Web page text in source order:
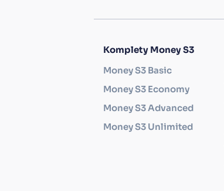
Komplety Money S3
Money S3 Basic
Money S3 Economy
Money S3 Advanced
Money S3 Unlimited